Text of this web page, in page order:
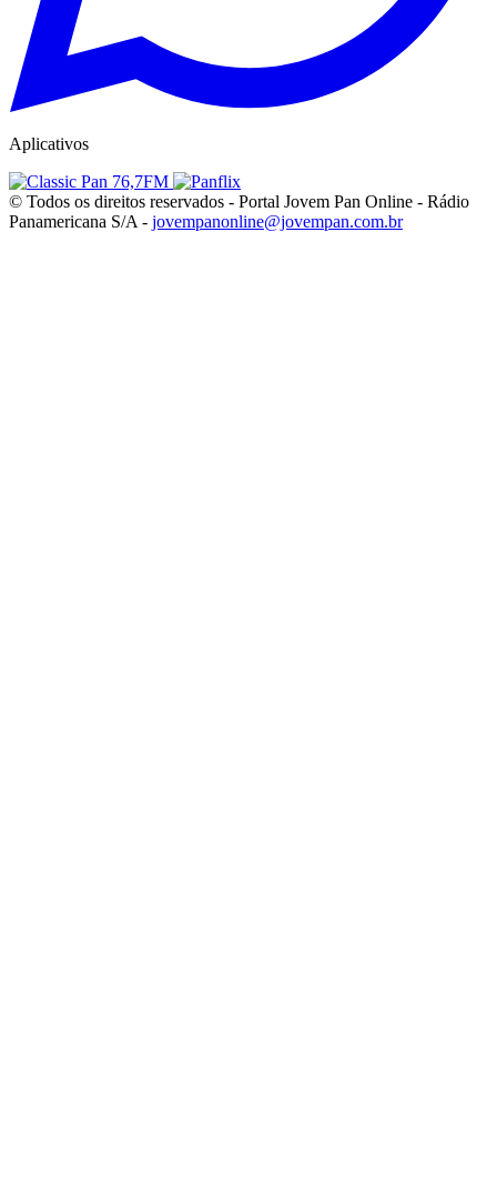
Aplicativos
© Todos os direitos reservados - Portal Jovem Pan Online - Rádio
Panamericana S/A - jovempanonline@jovempan.com.br